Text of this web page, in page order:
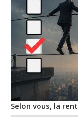
Selon vous, la